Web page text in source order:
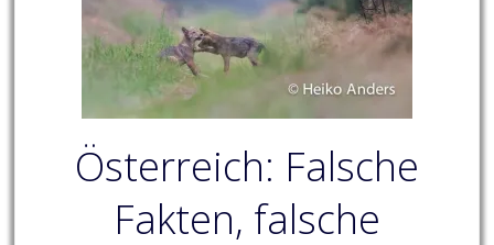
Österreich: Falsche
Fakten, falsche